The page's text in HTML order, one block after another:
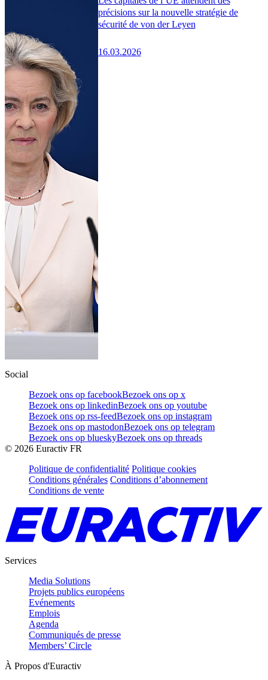
précisions sur la nouvelle stratégie de
sécurité de von der Leyen
16.03.2026
Social
Bezoek ons op facebookBezoek ons op x
Bezoek ons op linkedinBezoek ons op youtube
Bezoek ons op rss-feedBezoek ons op instagram
Bezoek ons op mastodonBezoek ons op telegram
Bezoek ons op blueskyBezoek ons op threads
© 2026 Euractiv FR
Politique de confidentialité Politique cookies
Conditions générales Conditions d’abonnement
Conditions de vente
Services
Media Solutions
Projets publics européens
Evénements
Emplois
Agenda
Communiqués de presse
Members’ Circle
À Propos d'Euractiv